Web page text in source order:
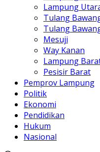
Lampung
Tulang
Tulang
Mesuji
Way Kanan
Lampung
Pesisir Barat
Pemprov Lampung
Politik
Ekonomi
Pendidikan
Hukum
Nasional